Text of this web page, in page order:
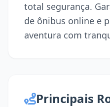
total segurança.
de ônibus online e
aventura com
Principais